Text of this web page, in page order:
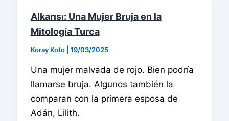
Alkarısı: Una Mujer Bruja en la
Mitología Turca
Koray Koto 19/03/2025
Una mujer malvada de rojo. Bien podría
llamarse bruja. Algunos también la
comparan con la primera esposa de
Adán, Lilith.